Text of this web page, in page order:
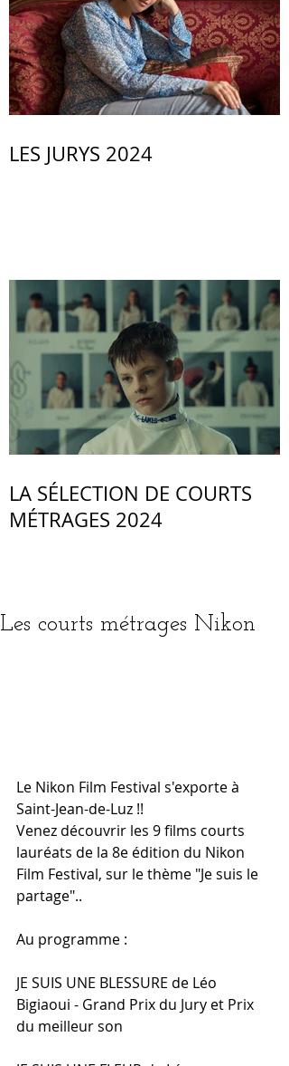
LES JURYS 2024
LA SÉLECTION DE COURTS
MÉTRAGES 2024
Les courts métrages Nikon
Le Nikon​ Film Festival s'exporte à
Saint-Jean-de-Luz !!
Venez découvrir les 9 films courts
lauréats de la 8e édition du Nikon
Film Festival, sur le thème "Je suis le
partage"..
Au programme :
JE SUIS UNE BLESSURE de Léo
Bigiaoui - Grand Prix du Jury et Prix
du meilleur son